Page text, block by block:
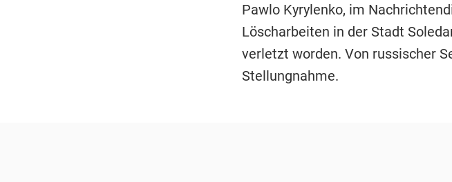
Pawlo Kyrylenko, im
Löscharbeiten in der Stadt
verletzt worden. Von russischer
Stellungnahme.